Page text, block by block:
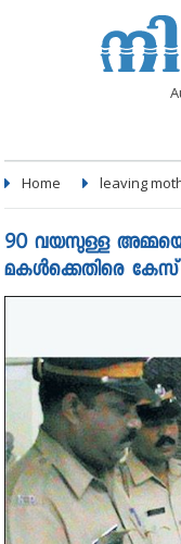
Home leaving
90 വയസുള്ള അമ്മയെ
മകൾക്കെതിരെ കേസ്